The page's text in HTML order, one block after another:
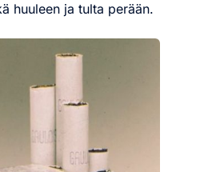
huuleen ja tulta perään.